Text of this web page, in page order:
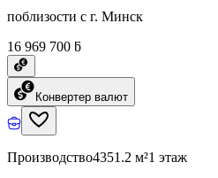
поблизости с г. Минск
16 969 700 ƃ
Конвертер валют
Производство4351.2 м²1 этаж